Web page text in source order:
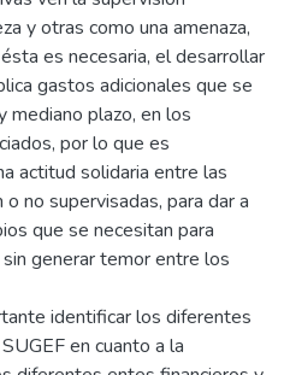
y otras como una amenaza,
es necesaria, el desarrollar
gastos adicionales que se
plazo, en los
por lo que es
actitud solidaria entre las
no supervisadas, para dar a
que se necesitan para
generar temor entre los
identificar los diferentes
en cuanto a la